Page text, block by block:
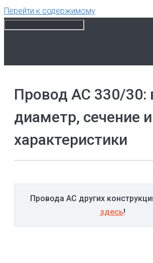
Перейти к содержимому
Провод АС 330/30:
диаметр, сечение
характеристики
Провода АС других
здесь!